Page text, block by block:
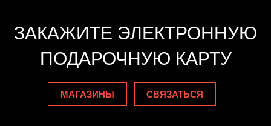
ЗАКАЖИТЕ ЭЛЕКТРОННУЮ
ПОДАРОЧНУЮ КАРТУ
МАГАЗИНЫ СВЯЗАТЬСЯ